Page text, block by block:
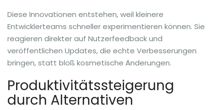
Diese Innovationen entstehen, weil kleinere
Entwicklerteams schneller experimentieren können. Sie
reagieren direkter auf Nutzerfeedback und
veröffentlichen Updates, die echte Verbesserungen
bringen, statt bloß kosmetische Änderungen.
Produktivitätssteigerung
durch Alternativen